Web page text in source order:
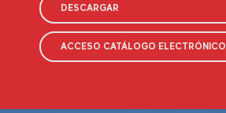
DESCARGAR
ACCESO CATÁLOGO ELECTRÓNICO